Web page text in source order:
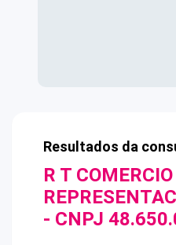
Resultados da
R T
- CNPJ